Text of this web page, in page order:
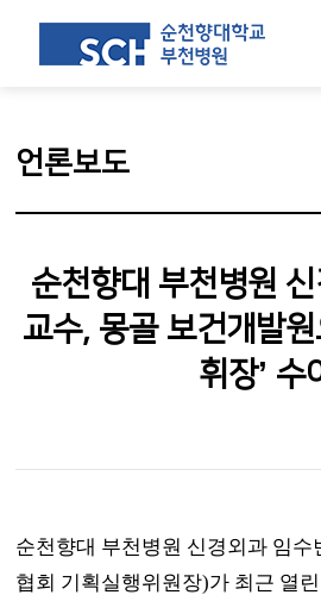
언론보도
순천향대 부천병원
교수, 몽골 보건개발원
휘장’ 수
순천향대 부천병원 신경외과 임수
협회 기획실행위원장)가 최근 열린